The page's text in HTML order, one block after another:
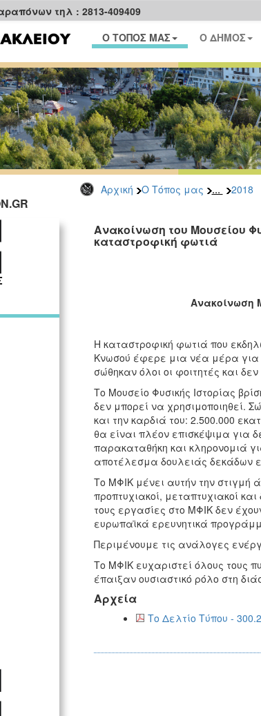
τηλ : 2813-409409
Ο ΤΟΠΟΣ ΜΑΣ Ο ΔΗΜΟΣ
Αρχική Ο Τόπος μας ... 2018
Ανακοίνωση του Μουσείου
καταστροφική φωτιά
Ανακοίνωση
Η καταστροφική φωτιά που
Κνωσού έφερε μια νέα μέρα για
σώθηκαν όλοι οι φοιτητές και
Το Μουσείο Φυσικής Ιστορίας
δεν μπορεί να χρησιμοποιηθεί.
και την καρδιά του: 2.500.000
θα είναι πλέον επισκέψιμα για
παρακαταθήκη και κληρονομιά
αποτέλεσμα δουλειάς δεκάδων
Το ΜΦΙΚ μένει αυτήν την στιγμή
προπτυχιακοί, μεταπτυχιακοί
τους εργασίες στο ΜΦΙΚ δεν
ευρωπαϊκά ερευνητικά
Περιμένουμε τις ανάλογες
Το ΜΦΙΚ ευχαριστεί όλους τους
έπαιξαν ουσιαστικό ρόλο στη
Αρχεία
Το Δελτίο Τύπου -